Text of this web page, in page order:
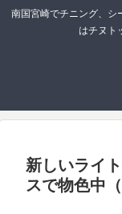
南国宮崎でチニング、シ
はチヌト
新しいライ
スで物色中